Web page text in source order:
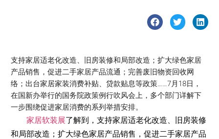
支持家居适老化改造、旧房装修和局部改造；扩大绿色家居
产品销售，促进二手家居产品流通；完善废旧物资回收网
络；出台家居家装消费补贴、贷款贴息等政策……7月18日，
在国新办举行的国务院政策例行吹风会上，多个部门详解下
一步围绕促进家居消费的系列举措安排。
家居软装展了解到，支持家居适老化改造、旧房装修
和局部改造；扩大绿色家居产品销售，促进二手家居产品